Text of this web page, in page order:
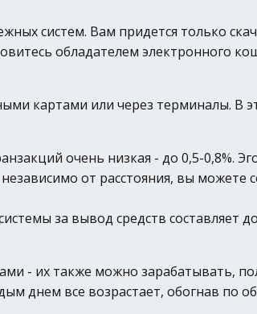
систем. Вам придется только
обладателем электронного
картами или через терминалы. В
очень низкая - до 0,5-0,8%.
от расстояния, вы
за вывод средств составляет
- их также можно зарабатывать,
днем все возрастает, обогнав по